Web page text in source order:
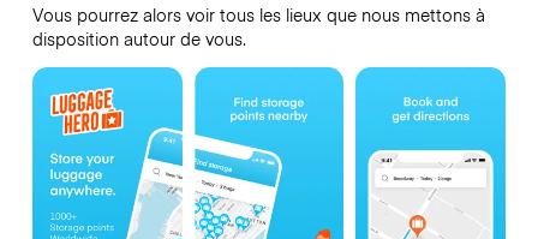
Vous pourrez alors voir tous les lieux que nous mettons à
disposition autour de vous.